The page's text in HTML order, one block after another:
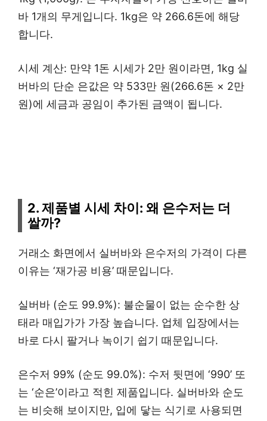
바 1개의 무게입니다. 1kg은 약 266.6돈에 해당
합니다.
시세 계산: 만약 1돈 시세가 2만 원이라면, 1kg 실
버바의 단순 은값은 약 533만 원(266.6돈 × 2만
원)에 세금과 공임이 추가된 금액이 됩니다.
2. 제품별 시세 차이: 왜 은수저는 더
쌀까?
거래소 화면에서 실버바와 은수저의 가격이 다른
이유는 ‘재가공 비용’ 때문입니다.
실버바 (순도 99.9%): 불순물이 없는 순수한 상
태라 매입가가 가장 높습니다. 업체 입장에서는
바로 다시 팔거나 녹이기 쉽기 때문입니다.
은수저 99% (순도 99.0%): 수저 뒷면에 ‘990’ 또
는 ‘순은’이라고 적힌 제품입니다. 실버바와 순도
는 비슷해 보이지만, 입에 닿는 식기로 사용되면